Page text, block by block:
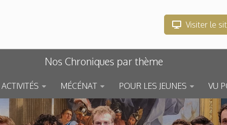
Visiter le
Nos Chroniques par thème
MÉCÉNAT POUR LES JEUNES VU